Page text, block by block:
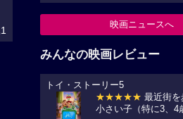
1
映画ニュースへ
みんなの映画レビュー
トイ・ストーリー5
★★★★★ 最近街を
小さい子（特に3、4